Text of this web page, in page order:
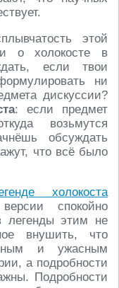
этой
о холокосте в
если твои
ни
дискуссии?
: если предмет
возьмутся
обсуждать
что всё было
холокоста
спокойно
легенды этим не
внушить, что
и ужасным
а подробности
Подробности